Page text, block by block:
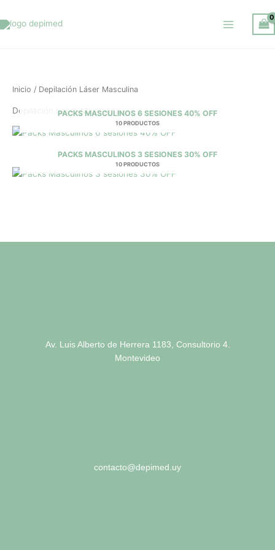
al
Inicio / Depilación Láser Masculina
Depilación Láser Masculina
PACKS MASCULINOS 6 SESIONES 40% OFF
10 PRODUCTOS
PACKS MASCULINOS 3 SESIONES 30% OFF
10 PRODUCTOS
Av. Luis Alberto de Herrera 1183, Consultorio 4.
Montevideo
contacto@depimed.uy